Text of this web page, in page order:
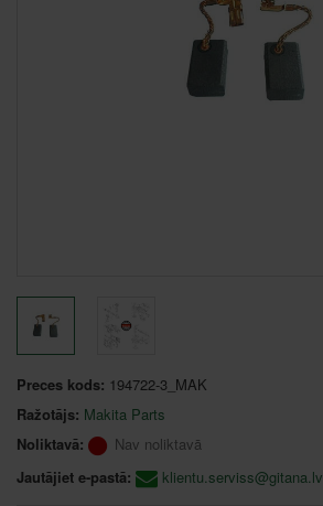
Preces kods: 194722-3_MAK
Ražotājs: Makita Parts
Noliktavā:
Nav noliktavā
Jautājiet e-pastā:
klientu.serviss@gitana.lv